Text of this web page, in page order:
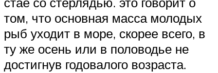
том, что основная масса молодых
рыб уходит в море, скорее всего, в
ту же осень или в половодье не
достигнув годовалого возраста.